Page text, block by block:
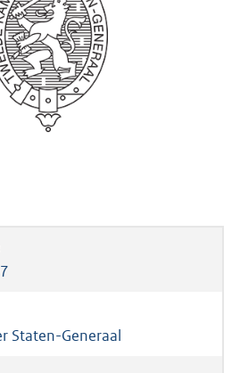
Staten-Generaal